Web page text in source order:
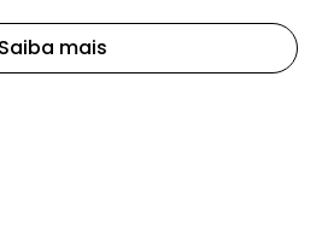
Saiba mais